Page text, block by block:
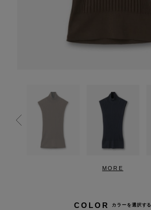
MORE
COLOR カラーを選択する